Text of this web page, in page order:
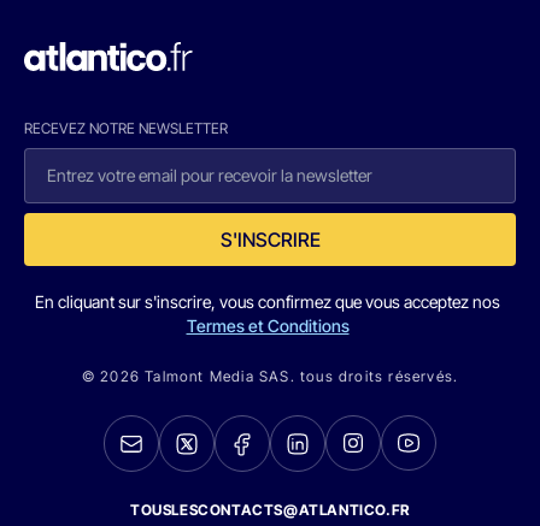
RECEVEZ NOTRE NEWSLETTER
S'INSCRIRE
En cliquant sur s'inscrire, vous confirmez que vous acceptez nos
Termes et Conditions
© 2026 Talmont Media SAS. tous droits réservés.
TOUSLESCONTACTS@ATLANTICO.FR